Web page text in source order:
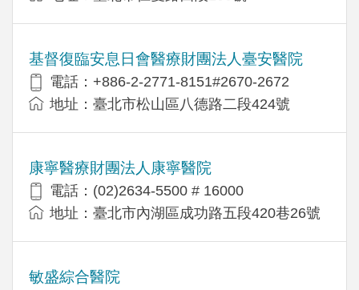
基督復臨安息日會醫療財團法人臺安醫院
電話：+886-2-2771-8151#2670-2672
地址：臺北市松山區八德路二段424號
康寧醫療財團法人康寧醫院
電話：(02)2634-5500 # 16000
地址：臺北市內湖區成功路五段420巷26號
敏盛綜合醫院